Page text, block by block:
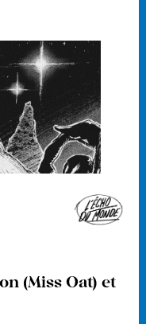
(Miss Oat) et